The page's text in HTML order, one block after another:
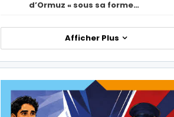
d’Ormuz « sous sa forme…
Afficher Plus